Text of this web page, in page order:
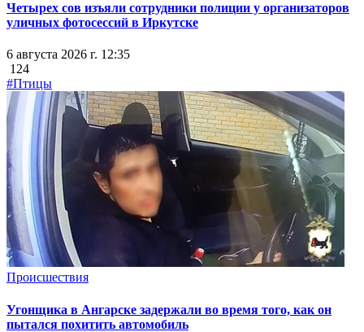
Четырех сов изъяли сотрудники полиции у организаторов
уличных фотосессий в Иркутске
6 августа 2026 г. 12:35
124
#Птицы
Происшествия
Угонщика в Ангарске задержали во время того, как он
пытался похитить автомобиль